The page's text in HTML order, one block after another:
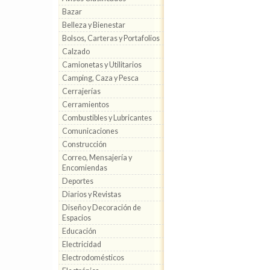
Bazar
Belleza y Bienestar
Bolsos, Carteras y Portafolios
Calzado
Camionetas y Utilitarios
Camping, Caza y Pesca
Cerrajerías
Cerramientos
Combustibles y Lubricantes
Comunicaciones
Construcción
Correo, Mensajería y
Encomiendas
Deportes
Diarios y Revistas
Diseño y Decoración de
Espacios
Educación
Electricidad
Electrodomésticos